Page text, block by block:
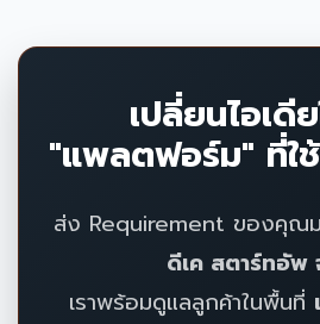
เปลี่ยนไอเดี
"แพลตฟอร์ม" ที่ใ
ส่ง Requirement ของคุณม
ดีเค สตาร์ทอัพ
เราพร้อมดูแลลูกค้าในพื้นที่